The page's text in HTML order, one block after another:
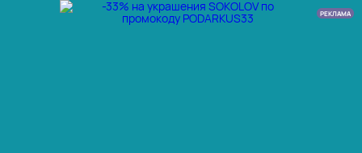
РЕКЛАМА